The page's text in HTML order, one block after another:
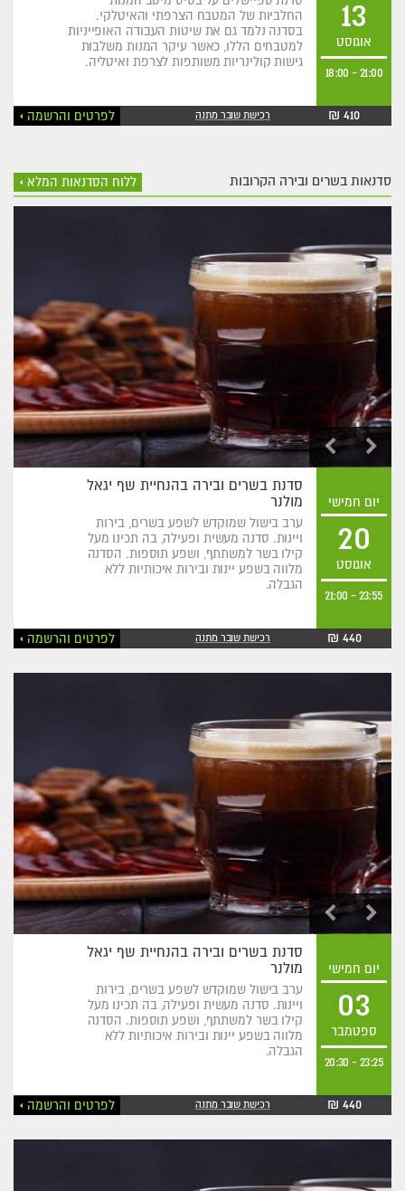
13
אוגוסט
21:00
-
18:00
החלביות של המטבח הצרפתי והאיטלקי.
בסדנה נלמד גם את שיטות העבודה האופייניות
למטבחים הללו, כאשר עיקר המנות משלבות
גישות קולינריות משותפות לצרפת ואיטליה.
410 ₪ רכישת שובר מתנה לפרטים והרשמה
סדנאות בשרים ובירה הקרובות ללוח הסדנאות המלא
יום חמישי
20
אוגוסט
23:55
-
21:00
סדנת בשרים ובירה בהנחיית שף יגאל
מולנר
ערב בישול שמוקדש לשפע בשרים, בירות
ויינות. סדנה מעשית ופעילה, בה תכינו מעל
קילו בשר למשתתף, ושפע תוספות. הסדנה
מלווה בשפע יינות ובירות איכותיות ללא
הגבלה.
440 ₪ רכישת שובר מתנה לפרטים והרשמה
יום חמישי
03
ספטמבר
23:25
-
20:30
סדנת בשרים ובירה בהנחיית שף יגאל
מולנר
ערב בישול שמוקדש לשפע בשרים, בירות
ויינות. סדנה מעשית ופעילה, בה תכינו מעל
קילו בשר למשתתף, ושפע תוספות. הסדנה
מלווה בשפע יינות ובירות איכותיות ללא
הגבלה.
440 ₪ רכישת שובר מתנה לפרטים והרשמה